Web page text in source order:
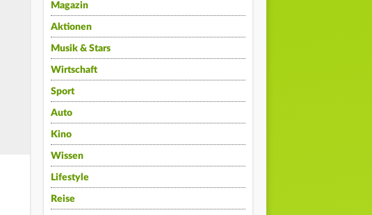
Magazin
Aktionen
Musik & Stars
Wirtschaft
Sport
Auto
Kino
Wissen
Lifestyle
Reise